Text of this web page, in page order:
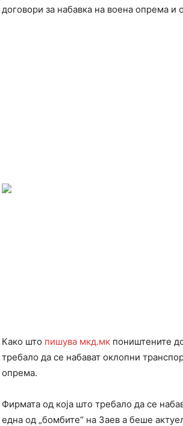
договори за набавка на воена опрема и
Како што пишува мкд.мк поништените
требалo да се набават оклопни
опрема.
Фирмата од која што требало да се
една од „бомбите“ на Заев а беше